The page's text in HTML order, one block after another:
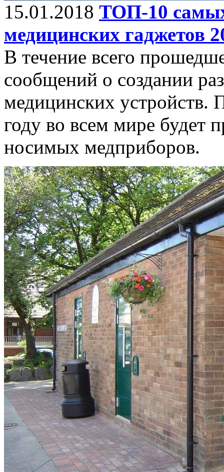
15.01.2018 ТОП-10
медицинских гаджетов
В течение всего
сообщений о создании
медицинских устройств.
году во всем мире будет
носимых медприборов.